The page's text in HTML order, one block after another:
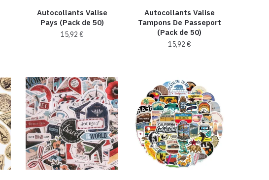
Autocollants Valise
Pays (Pack de 50)
15,92 €
Autocollants Valise
Tampons De Passeport
(Pack de 50)
15,92 €